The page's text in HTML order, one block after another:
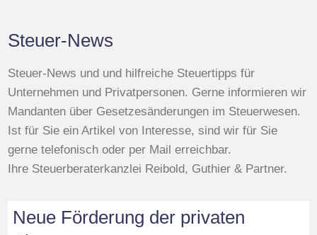
Steuer-News
Steuer-News und und hilfreiche Steuertipps für
Unternehmen und Privatpersonen. Gerne informieren wir
Mandanten über Gesetzesänderungen im Steuerwesen.
Ist für Sie ein Artikel von Interesse, sind wir für Sie
gerne telefonisch oder per Mail erreichbar.
Ihre Steuerberaterkanzlei Reibold, Guthier & Partner.
Neue Förderung der privaten